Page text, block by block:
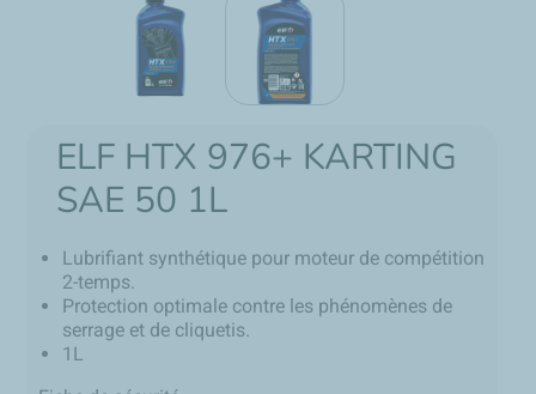
ELF HTX 976+ KARTING
SAE 50 1L
Lubrifiant synthétique pour moteur de compétition
2-temps.
Protection optimale contre les phénomènes de
serrage et de cliquetis.
1L